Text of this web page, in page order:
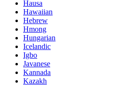
Hausa
Hawaiian
Hebrew
Hmong
Hungarian
Icelandic
Igbo
Javanese
Kannada
Kazakh